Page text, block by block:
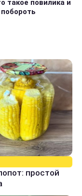
такое повилика и
простой